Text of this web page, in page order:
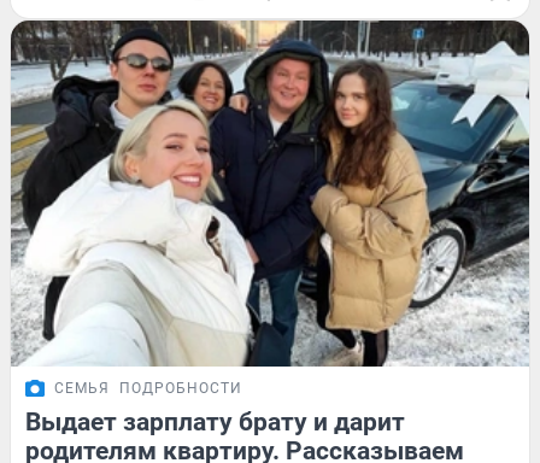
СЕМЬЯ ПОДРОБНОСТИ
Выдает зарплату брату и дарит
родителям квартиру. Рассказываем